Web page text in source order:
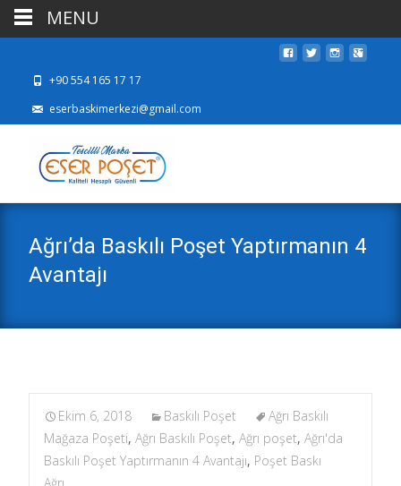
+90 554 165 17 17
eserbaskimerkezi@gmail.com
Ağrı’da Baskılı Poşet Yaptırmanın 4
Avantajı
Ekim 6, 2018 Baskılı Poşet
Ağrı Baskılı
Mağaza Poşeti, Ağrı Baskılı Poşet, Ağrı poşet, Ağrı'da
Baskılı Poşet Yaptırmanın 4 Avantajı, Poşet Baskı
MENU